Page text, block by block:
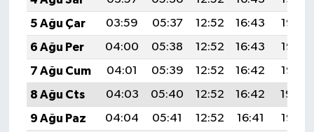
5 Ağu Çar
03:59 05:37 12:52 16:43
19:57
6 Ağu Per
04:00 05:38 12:52 16:43
19:56
7 Ağu Cum
04:01 05:39 12:52 16:42
19:55
8 Ağu Cts
04:03 05:40 12:52 16:42
19:54
9 Ağu Paz
04:04 05:41 12:52 16:41
19:53